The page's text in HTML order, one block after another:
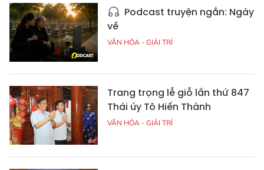
Podcast truyện ngắn: Ngày
về
VĂN HÓA - GIẢI TRÍ
Trang trọng lễ giỗ lần thứ 847
Thái úy Tô Hiến Thành
VĂN HÓA - GIẢI TRÍ